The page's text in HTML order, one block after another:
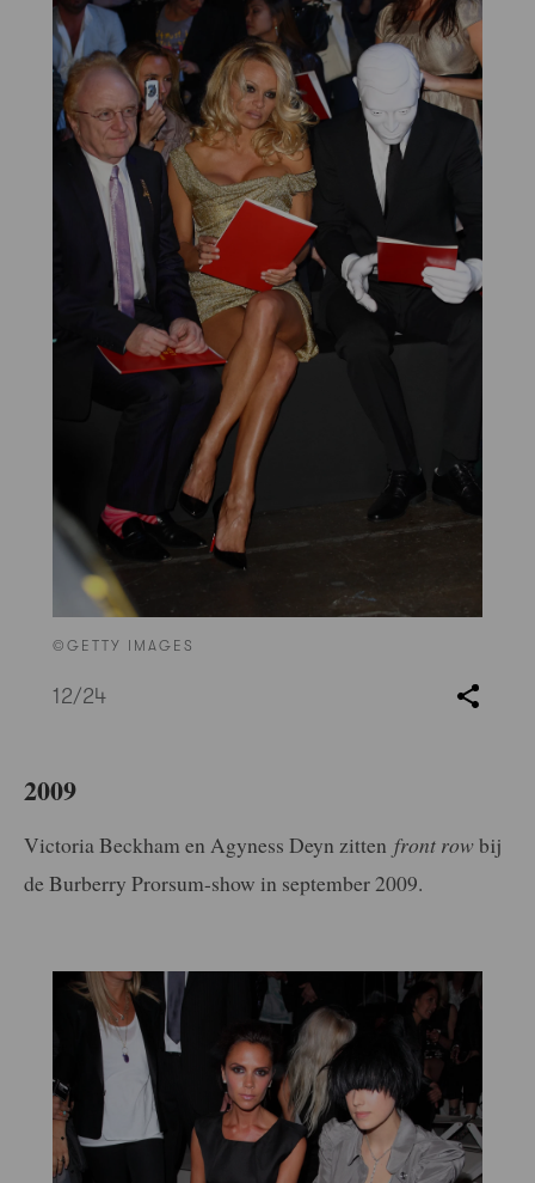
©GETTY IMAGES
12/24
2009
Victoria Beckham en Agyness Deyn zitten front rowbij
de Burberry Prorsum-show in september 2009.